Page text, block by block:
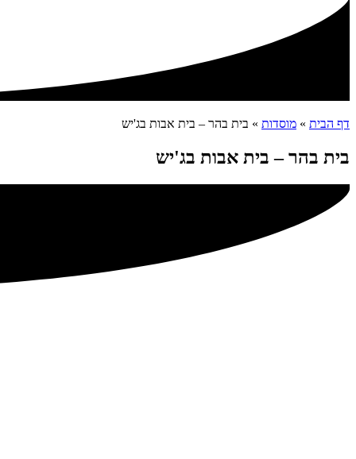
דף הבית » מוסדות » בית בהר – בית אבות בג'יש
בית בהר – בית אבות בג'יש